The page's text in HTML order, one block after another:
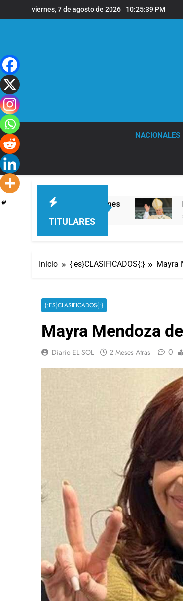
al
viernes, 7 de agosto de 2026 10:25:41 PM
NACIONALES
TITULARES
Quilmes La Diócesis de
5 Horas Atrás
Inicio {:es}CLASIFICADOS{:} Mayra
{:ES}CLASIFICADOS{:}
Mayra Mendoza
Diario EL SOL 2 Meses Atrás 0